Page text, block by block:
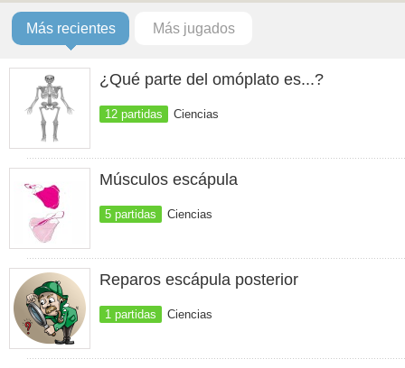
Más recientes Más jugados
¿Qué parte del omóplato es...?
12 partidas Ciencias
Músculos escápula
5 partidas Ciencias
Reparos escápula posterior
1 partidas Ciencias